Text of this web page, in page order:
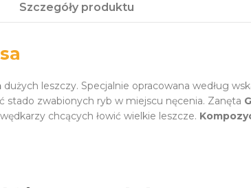
Szczegóły produktu
dużych leszczy. Specjalnie opracowana według
stado zwabionych ryb w miejscu nęcenia. Zanęta
chcących łowić wielkie leszcze.